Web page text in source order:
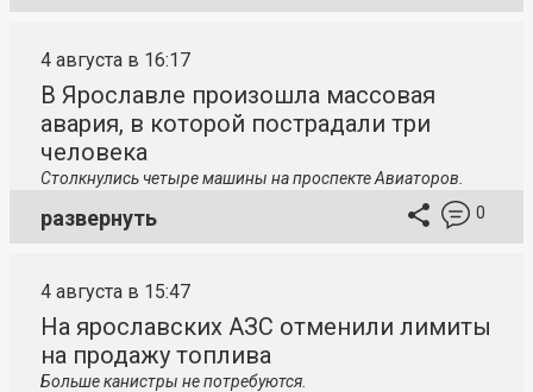
4 августа в 16:17
В Ярославле произошла массовая
авария, в которой пострадали три
человека
Столкнулись четыре машины на проспекте Авиаторов.
развернуть 0
4 августа в 15:47
На ярославских АЗС отменили лимиты
на продажу топлива
Больше канистры не потребуются.